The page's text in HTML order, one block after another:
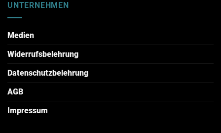
UNTERNEHMEN
Medien
Widerrufsbelehrung
Datenschutzbelehrung
AGB
Impressum